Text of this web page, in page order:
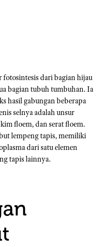
fotosintesis dari bagian hijau
bagian tubuh tumbuhan. Ia
hasil gabungan beberapa
selnya adalah unsur
floem, dan serat floem.
lempeng tapis, memiliki
dari satu elemen
tapis lainnya.